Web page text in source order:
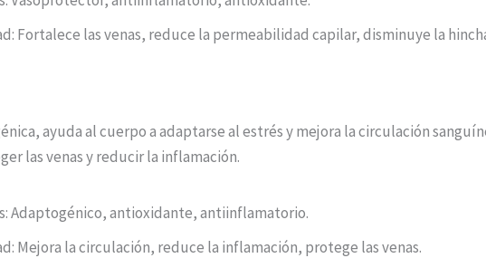
Fortalece las venas, reduce la permeabilidad capilar, disminuye la
ayuda al cuerpo a adaptarse al estrés y mejora la circulación
las venas y reducir la inflamación.
Adaptogénico, antioxidante, antiinflamatorio.
Mejora la circulación, reduce la inflamación, protege las venas.